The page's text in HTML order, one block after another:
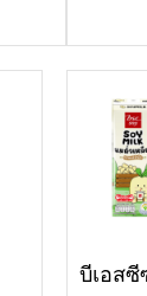
บีเอสซี